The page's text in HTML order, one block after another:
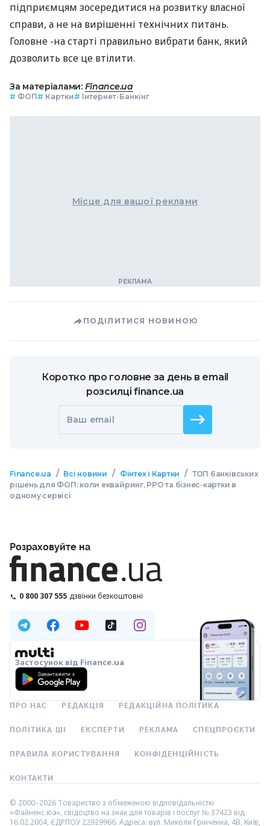
підприємцям зосередитися на розвитку власної
справи, а не на вирішенні технічних питань.
Головне -на старті правильно вибрати банк, який
дозволить все це втілити.
За матеріалами: Finance.ua
# ФОП# Картки# Інтернет-Банкінг
Місце для вашої реклами
ПОДІЛИТИСЯ НОВИНОЮ
Коротко про головне за день в email
розсилці finance.ua
Ваш email
Finance.ua / Всі новини / Фінтех і Картки / ТОП банківських
рішень для ФОП: коли еквайринг, РРО та бізнес-картки в
одному сервісі
Розраховуйте на
0 800 307 555 дзвінки безкоштовні
Застосунок від Finance.ua
ПРО НАС РЕДАКЦІЯ РЕДАКЦІЙНА ПОЛІТИКА
ПОЛІТИКА ШІ ЕКСПЕРТИ РЕКЛАМА СПЕЦПРОЄКТИ
ПРАВИЛА КОРИСТУВАННЯ КОНФІДЕНЦІЙНІСТЬ
КОНТАКТИ
© 2000–2026 Товариство з обмеженою відповідальністю
«Файненс.юа», свідоцтво на знак для товарів і послуг № 37423 від
16.02.2004, ЄДРПОУ 22929966. Адреса: вул. Миколи Грінченка, 4В, Київ,